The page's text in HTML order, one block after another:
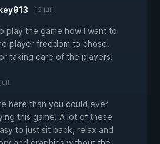
16 juil.
play the game how I want to
player freedom to chose.
taking care of the players!
here than you could ever
this game! A lot of these
to just sit back, relax and